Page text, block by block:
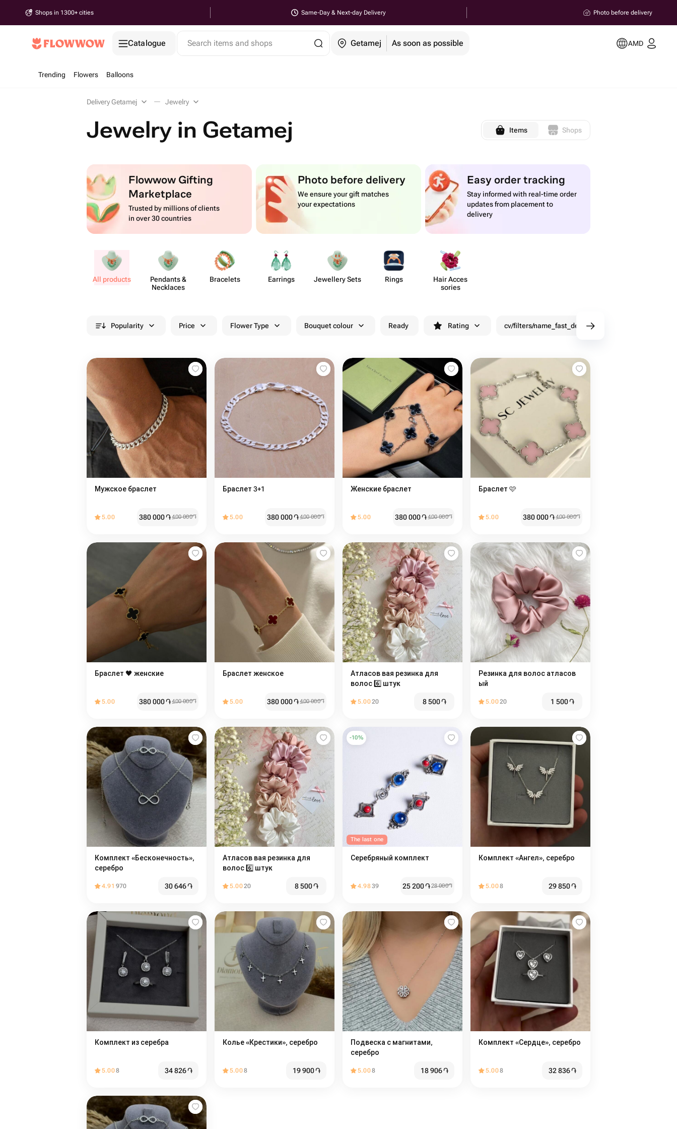
Shops in 1300+ cities Same-Day & Next-day Delivery Photo before delivery
Catalogue Search items and shops Getamej As soon as possible AMD
Trending Flowers Balloons
Delivery Getamej Jewelry
Jewelry in Getamej Items Shops
Flowwow Gifting
Marketplace
Trusted by millions of clients
in over 30 countries
Photo before delivery
We ensure your gift matches
your expectations
Easy order tracking
Stay informed with real-time order
updates from placement to
delivery
All products
Pendants &
Necklaces
Bracelets Earrings Jewellery Sets Rings
Hair Acces​
sories
Popularity Price Flower Type Bouquet colour Ready Rating cv/filters/name_fast_delivery
Мужское браслет
5.00 380 000֏400 000֏
Браслет 3+1
5.00 380 000֏400 000֏
Женские браслет ️️
5.00 380 000֏400 000֏
Браслет 🩷
5.00 380 000֏400 000֏
Браслет 🖤 женские
5.00 380 000֏400 000֏
Браслет женское ️
5.00 380 000֏400 000֏
Атласов вая резинка для
волос 6️⃣ штук
5.0020 8 500֏
Резинка для волос атласов
ый
5.0020 1 500֏
Комплект «Бесконечность»,
серебро
4.91 970 30 646֏
Атласов вая резинка для
волос 6️⃣ штук
5.0020 8 500֏
-10%
The last one
Серебряный комплект
4.9839 25 200֏28 000֏
Комплект «Ангел», серебро
5.008 29 850֏
Комплект из серебра
5.008 34 826֏
Колье «Крестики», серебро
5.008 19 900֏
Подвеска с магнитами,
серебро
5.008 18 906֏
Комплект «Сердце», серебро
5.008 32 836֏